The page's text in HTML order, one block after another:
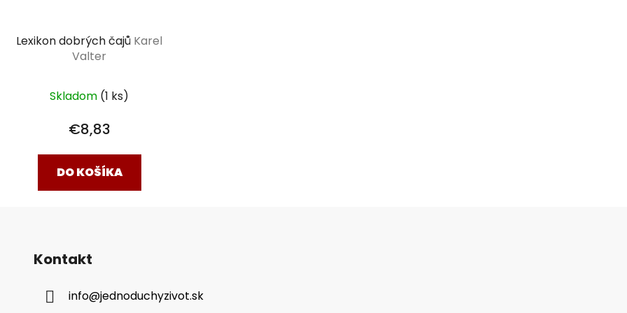
Lexikon dobrých čajů Karel
Valter
Skladom (1 ks)
€8,83
DO KOŠÍKA
Kontakt
info@jednoduchyzivot.sk